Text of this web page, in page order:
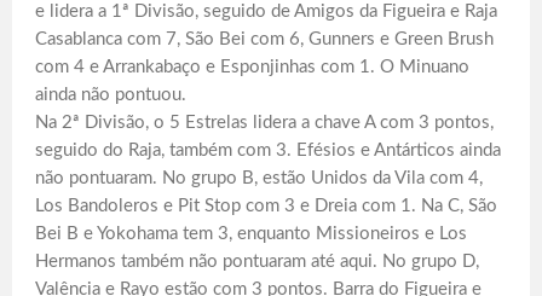
e lidera a 1ª Divisão, seguido de Amigos da Figueira e Raja
Casablanca com 7, São Bei com 6, Gunners e Green Brush
com 4 e Arrankabaço e Esponjinhas com 1. O Minuano
ainda não pontuou.
Na 2ª Divisão, o 5 Estrelas lidera a chave A com 3 pontos,
seguido do Raja, também com 3. Efésios e Antárticos ainda
não pontuaram. No grupo B, estão Unidos da Vila com 4,
Los Bandoleros e Pit Stop com 3 e Dreia com 1. Na C, São
Bei B e Yokohama tem 3, enquanto Missioneiros e Los
Hermanos também não pontuaram até aqui. No grupo D,
Valência e Rayo estão com 3 pontos. Barra do Figueira e